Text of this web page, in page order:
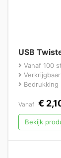
USB
Vanaf 100
Vanaf €
Bekijk